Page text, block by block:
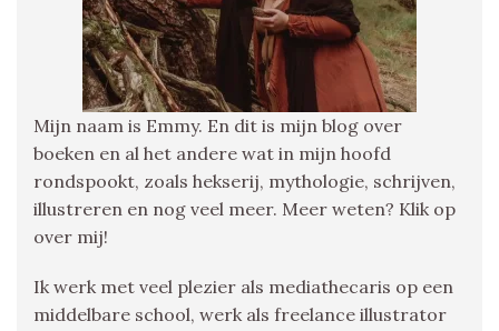
Mijn naam is Emmy. En dit is mijn blog over
boeken en al het andere wat in mijn hoofd
rondspookt, zoals hekserij, mythologie, schrijven,
illustreren en nog veel meer. Meer weten? Klik op
over mij!
Ik werk met veel plezier als mediathecaris op een
middelbare school, werk als freelance illustrator